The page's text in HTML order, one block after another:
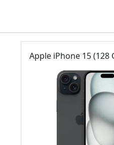
Apple iPhone 15 (128